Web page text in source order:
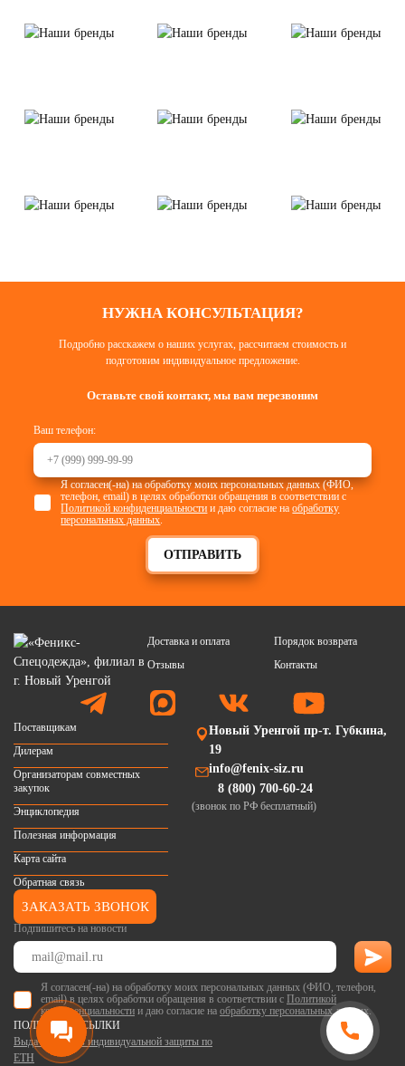
НУЖНА КОНСУЛЬТАЦИЯ?
Подробно расскажем о наших услугах, рассчитаем стоимость и
подготовим индивидуальное предложение.
Оставьте свой контакт, мы вам перезвоним
Ваш телефон:
ОТПРАВИТЬ
Я согласен(-на) на обработку моих персональных данных (ФИО,
телефон, email) в целях обработки обращения в соответствии с
Политикой конфиденциальности и даю согласие наобработку
персональных данных.
Доставка и оплата
Порядок возврата
Отзывы
Контакты
Подпишитесь на новости
Я согласен(-на) на обработку моих персональных данных (ФИО, телефон,
email) в целях обработки обращения в соответствии с Политикой
конфиденциальности и даю согласие на обработку персональных данных.
Поставщикам
Дилерам
Организаторам совместных
закупок
Энциклопедия
Полезная информация
Карта сайта
Обратная связь
Новый Уренгой пр-т. Губкина,
19
info@fenix-siz.ru
8 (800) 700-60-24
(звонок по РФ бесплатный)
ЗАКАЗАТЬ ЗВОНОК
ПОЛЕЗНЫЕ ССЫЛКИ
Выдача средств индивидуальной защиты по
ЕТН